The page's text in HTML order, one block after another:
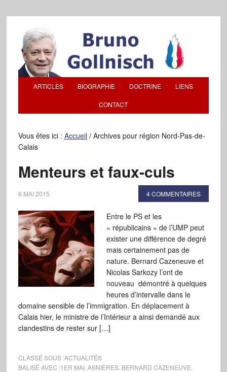
ARTICLES BIOGRAPHIE DOCTRINE LIENS
CONTACT
Vous êtes ici : Accueil /Archives pour région Nord-Pas-de-
Calais
Menteurs et faux-culs
6 MAI 2015 4 COMMENTAIRES
Entre le PS et les
« républicains » de l’UMP peut
exister une différence de degré
mais certainement pas de
nature. Bernard Cazeneuve et
Nicolas Sarkozy l’ont de
nouveau démontré à quelques
heures d’intervalle dans le
domaine sensible de l’immigration. En déplacement à
Calais hier, le ministre de l’Intérieur a ainsi demandé aux
clandestins de rester sur […]
CLASSÉ SOUS :ACTUALITÉS
BALISÉ AVEC :1ER MAI, ASNIÈRES, BERNARD CAZENEUVE